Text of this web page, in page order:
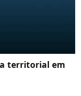
territorial em